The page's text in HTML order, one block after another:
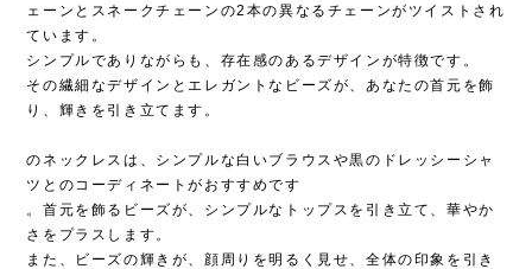
ェーンとスネークチェーンの2本の異なるチェーンがツイストされ
ています。
シンプルでありながらも、存在感のあるデザインが特徴です。
その繊細なデザインとエレガントなビーズが、あなたの首元を飾
り、輝きを引き立てます。
のネックレスは、シンプルな白いブラウスや黒のドレッシーシャ
ツとのコーディネートがおすすめです
。首元を飾るビーズが、シンプルなトップスを引き立て、華やか
さをプラスします。
また、ビーズの輝きが、顔周りを明るく見せ、全体の印象を引き